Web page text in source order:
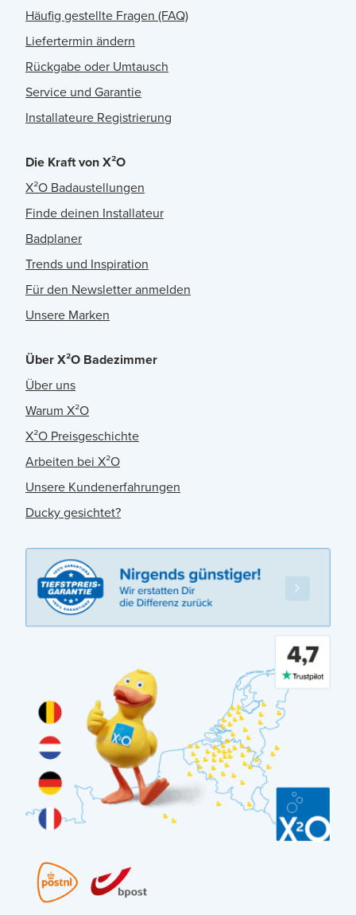
Häufig gestellte Fragen (FAQ)
Liefertermin ändern
Rückgabe oder Umtausch
Service und Garantie
Installateure Registrierung
Die Kraft von X²O
X²O Badaustellungen
Finde deinen Installateur
Badplaner
Trends und Inspiration
Für den Newsletter anmelden
Unsere Marken
Über X²O Badezimmer
Über uns
Warum X²O
X²O Preisgeschichte
Arbeiten bei X²O
Unsere Kundenerfahrungen
Ducky gesichtet?